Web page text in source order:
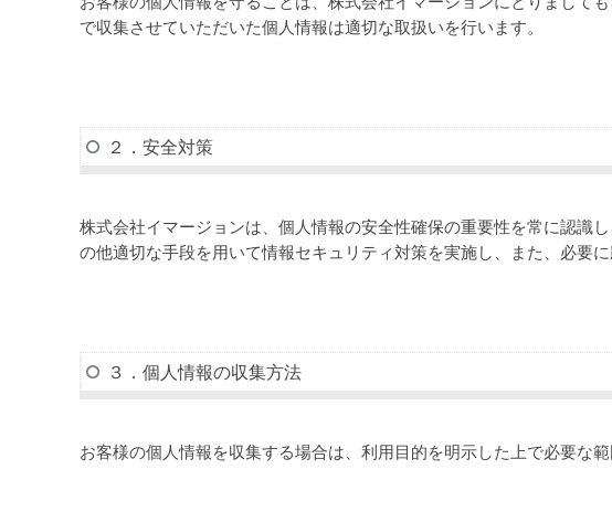
で収集させていただいた個人情報は適切な取扱いを行います。
２．安全対策
株式会社イマージョンは、個人情報の安全性確保の重要性を常に認識
の他適切な手段を用いて情報セキュリティ対策を実施し、また、必要
３．個人情報の収集方法
お客様の個人情報を収集する場合は、利用目的を明示した上で必要な